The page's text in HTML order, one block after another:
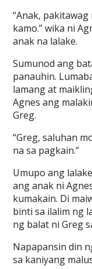
“Anak,
kamo.” wika ni
anak na lalake.
Sumunod ang
panauhin.
lamang at
Agnes ang
Greg.
“Greg, saluhan
na sa pagkain.”
Umupo ang
ang anak ni
kumakain. Di
binti sa ilalim ng
ng balat ni Greg
Napapansin din
sa kaniyang